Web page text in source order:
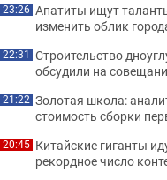
23:26 Апатиты ищут
изменить облик
22:31 Строительство
обсудили на
21:22 Золотая школа:
стоимость сборки
20:45 Китайские гиганты
рекордное число